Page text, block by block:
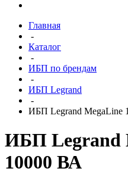
Главная
-
Каталог
-
ИБП по брендам
-
ИБП Legrand
-
ИБП Legrand MegaLine
ИБП Legrand
10000 ВА